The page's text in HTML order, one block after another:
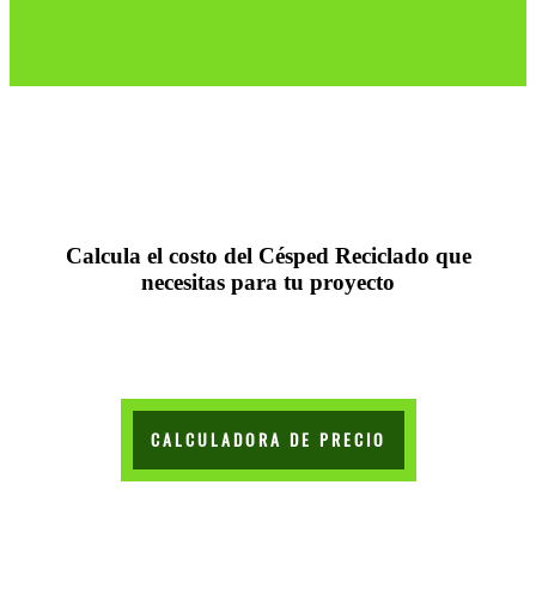
Calcula el costo del Césped Reciclado que
necesitas para tu proyecto
CALCULADORA DE PRECIO